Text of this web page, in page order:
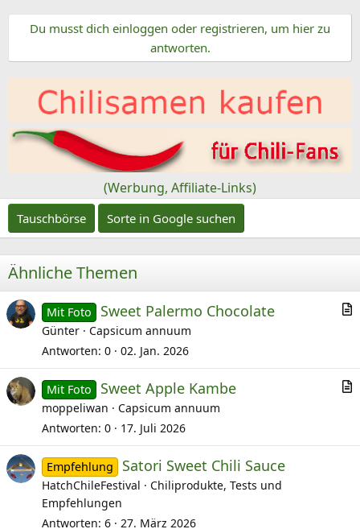
:
i
e
o
n
Du musst dich einloggen oder registrieren, um hier zu
antworten.
(Werbung, Affiliate-Links)
Tauschbörse Sorte in Google suchen
Ähnliche Themen
i
Mit Foto Sweet Palermo Chocolate
Günter
Capsicum annuum
Antworten 0 02. Jan. 2026
i
Mit Foto Sweet Apple Kambe
moppeliwan
Capsicum annuum
Antworten 0 17. Juli 2026
Empfehlung Satori Sweet Chili Sauce
HatchChileFestival
Chiliprodukte, Tests und
Empfehlungen
Antworten 6 27. März 2026